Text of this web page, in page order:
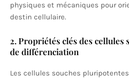
physiques et mécaniques pour
destin cellulaire.
2. Propriétés clés des cellules
de différenciation
Les cellules souches